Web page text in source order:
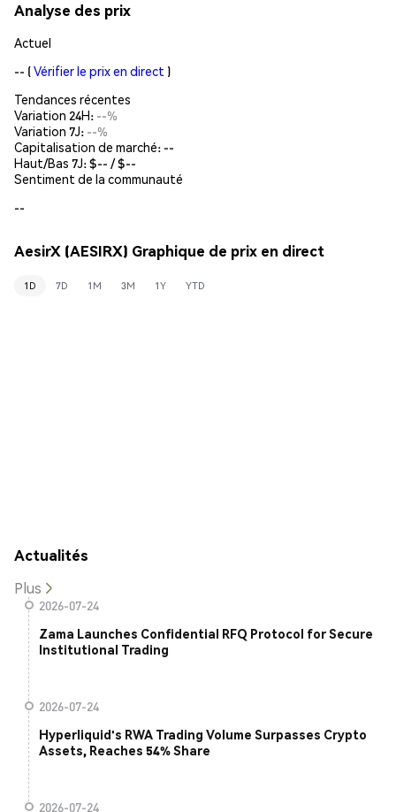
Analyse des prix
Actuel
-- (Vérifier le prix en direct )
Tendances récentes
Variation 24H: --%
Variation 7J: --%
Capitalisation de marché: --
Haut/Bas 7J: $-- / $--
Sentiment de la communauté
--
AesirX (AESIRX) Graphique de prix en direct
1D 7D 1M 3M 1Y YTD
Actualités
Plus
2026-07-24
Zama Launches Confidential RFQ Protocol for Secure
Institutional Trading
2026-07-24
Hyperliquid's RWA Trading Volume Surpasses Crypto
Assets, Reaches 54% Share
2026-07-24